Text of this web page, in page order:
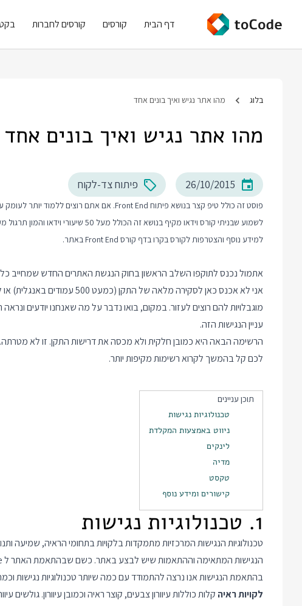
דף הבית קורסים קורסים לחברות
בלוג מהו אתר נגיש ואיך בונים אחד
מהו אתר נגיש ואיך בונים אחד
26/10/2015 פיתוח צד-לקוח
לשמוע שבניתי קורס וידאו מקיף בנושא זה הכולל מעל 50 שיעורי וידאו והמון תרגול מעשי.
למידע נוסף והצטרפות לקורס בקרו בדף קורס Front End באתר.
אני לא אכנס כאן לסקירה מלאה
מוגבלויות להם רוצים לעזור. במקום, בואו נדבר על מה שאנחנו יודעים
עניין הנגישות הזה.
הרשימה הבאה היא כמובן חלקית ולא מכסה את דרישות התקן. זו לא מטרתה.
לכם קל בהמשך לקרוא רשימות מקיפות יותר.
תוכן עניינים
טכנולוגיות נגישות
ניווט באמצעות המקלדת
לינקים
מדיה
טקסט
קישורים ומידע נוסף
1. טכנולוגיות נגישות
טכנולוגיות הנגישות המרכזיות מתמקדות בלקויות בתחומי הראיה, שמיעה
בהתאמת הנגישות אנו נרצה להתמודד עם כמה שיותר טכנולוגיות נגישות
לקויות ראיה קלות כוללות עיוורון צבעים, קוצר ראיה וכמובן עיוורון.